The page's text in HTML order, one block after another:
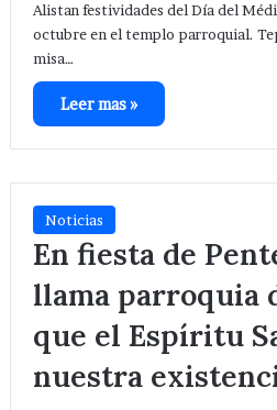
Alistan festividades del Día del
octubre en el templo parroquial.
misa…
Leer mas »
Noticias
En fiesta de
llama parroquia
que el Espíritu
nuestra